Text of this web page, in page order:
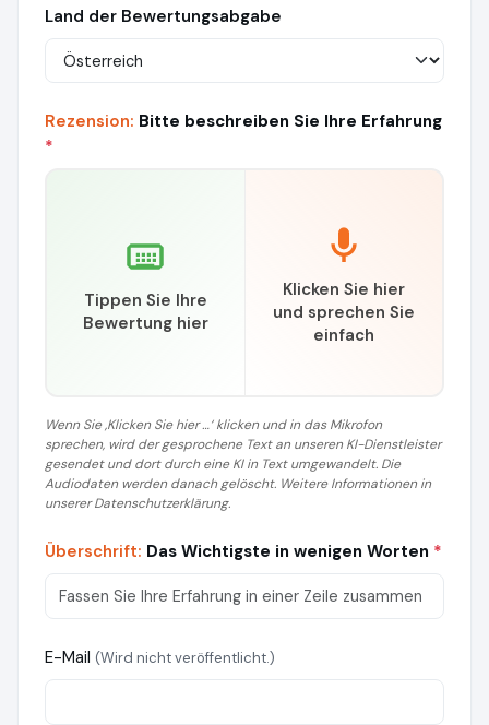
Land der Bewertungsabgabe
Rezension: Bitte beschreiben Sie Ihre Erfahrung
*
Tippen Sie Ihre
Bewertung hier
Klicken Sie hier
und sprechen Sie
einfach
Wenn Sie ‚Klicken Sie hier …‘ klicken und in das Mikrofon
sprechen, wird der gesprochene Text an unseren KI-Dienstleister
gesendet und dort durch eine KI in Text umgewandelt. Die
Audiodaten werden danach gelöscht. Weitere Informationen in
unserer Datenschutzerklärung.
Überschrift: Das Wichtigste in wenigen Worten *
E-Mail (Wird nicht veröffentlicht.)